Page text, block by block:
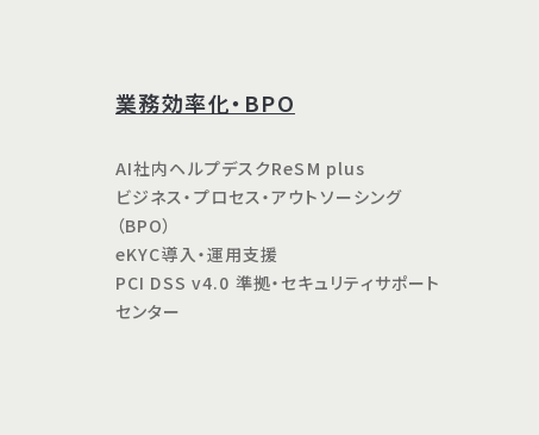
業務効率化・BPO
AI社内ヘルプデスクReSM plus
ビジネス・プロセス・アウトソーシング
（BPO）
eKYC導入・運用支援
PCI DSS v4.0 準拠・セキュリティサポート
センター